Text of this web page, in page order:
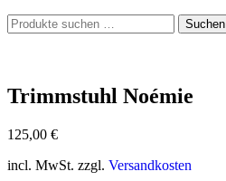
Suchen
nach:
Suchen
Trimmstuhl Noémie
125,00 €
incl. MwSt. zzgl. Versandkosten